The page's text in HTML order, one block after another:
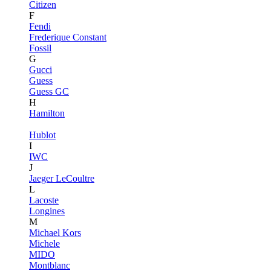
Citizen
F
Fendi
Frederique Constant
Fossil
G
Gucci
Guess
Guess GC
H
Hamilton
Hublot
I
IWC
J
Jaeger LeCoultre
L
Lacoste
Longines
M
Michael Kors
Michele
MIDO
Montblanc